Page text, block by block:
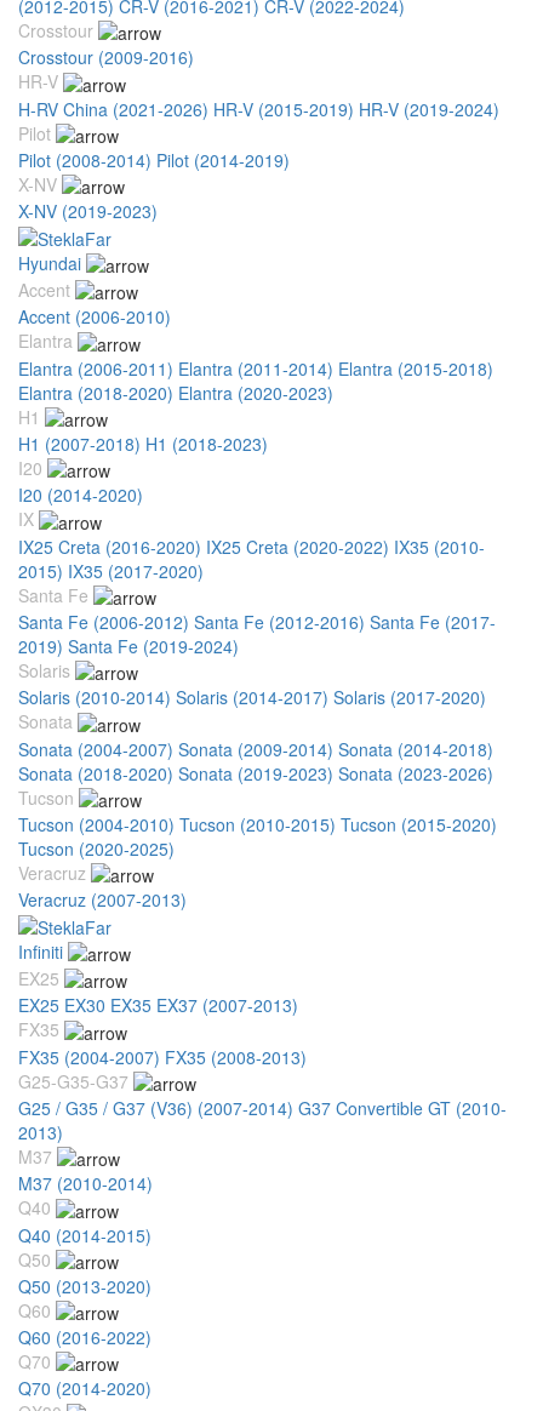
(2012-2015) CR-V (2016-2021) CR-V (2022-2024)
Crosstour
Crosstour (2009-2016)
HR-V
H-RV China (2021-2026) HR-V (2015-2019) HR-V (2019-2024)
Pilot
Pilot (2008-2014) Pilot (2014-2019)
X-NV
X-NV (2019-2023)
Hyundai
Accent
Accent (2006-2010)
Elantra
Elantra (2006-2011) Elantra (2011-2014) Elantra (2015-2018)
Elantra (2018-2020) Elantra (2020-2023)
H1
H1 (2007-2018) H1 (2018-2023)
I20
I20 (2014-2020)
IX
IX25 Creta (2016-2020) IX25 Creta (2020-2022) IX35 (2010-
2015) IX35 (2017-2020)
Santa Fe
Santa Fe (2006-2012) Santa Fe (2012-2016) Santa Fe (2017-
2019) Santa Fe (2019-2024)
Solaris
Solaris (2010-2014) Solaris (2014-2017) Solaris (2017-2020)
Sonata
Sonata (2004-2007) Sonata (2009-2014) Sonata (2014-2018)
Sonata (2018-2020) Sonata (2019-2023) Sonata (2023-2026)
Tucson
Tucson (2004-2010) Tucson (2010-2015) Tucson (2015-2020)
Tucson (2020-2025)
Veracruz
Veracruz (2007-2013)
Infiniti
EX25
EX25 EX30 EX35 EX37 (2007-2013)
FX35
FX35 (2004-2007) FX35 (2008-2013)
G25-G35-G37
G25 / G35 / G37 (V36) (2007-2014) G37 Convertible GT (2010-
2013)
M37
M37 (2010-2014)
Q40
Q40 (2014-2015)
Q50
Q50 (2013-2020)
Q60
Q60 (2016-2022)
Q70
Q70 (2014-2020)